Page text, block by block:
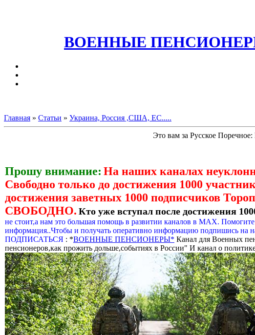
ВОЕННЫЕ
Главная » Статьи » Украина, Россия ,США, ЕС.....
Это вам за Русское
Прошу внимание: На наших каналах
Свободно только до достижения 1000
достижения заветных 1000 подписчиков
СВОБОДНО. Кто уже вступал после достижения
не стоит,а нам это большая помощь в развитии каналов в МАХ.
информация..Чтобы и получать оперативно информацию подпишись
ПОДПИСАТЬСЯ : *ВОЕННЫЕ ПЕНСИОНЕРЫ* Канал для Военных
пенсионеров,как прожить дольше,событиях в России" И канал о